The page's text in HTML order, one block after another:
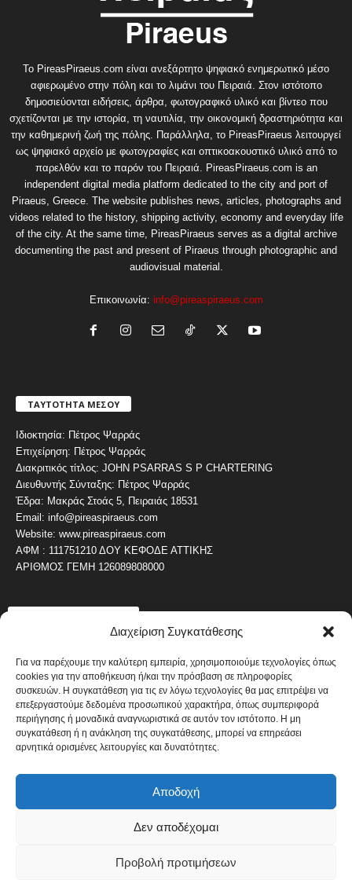
Διαχείριση Συγκατάθεσης
Για να παρέχουμε την καλύτερη εμπειρία, χρησιμοποιούμε τεχνολογίες όπως
cookies για την αποθήκευση ή/και την πρόσβαση σε πληροφορίες
συσκευών. Η συγκατάθεση για τις εν λόγω τεχνολογίες θα μας επιτρέψει να
επεξεργαστούμε δεδομένα προσωπικού χαρακτήρα, όπως συμπεριφορά
περιήγησης ή μοναδικά αναγνωριστικά σε αυτόν τον ιστότοπο. Η μη
συγκατάθεση ή η ανάκληση της συγκατάθεσης, μπορεί να επηρεάσει
αρνητικά ορισμένες λειτουργίες και δυνατότητες.
Αποδοχή
Δεν αποδέχομαι
Προβολή προτιμήσεων
Το PireasPiraeus.com είναι ανεξάρτητο ψηφιακό ενημερωτικό μέσο
αφιερωμένο στην πόλη και το λιμάνι του Πειραιά. Στον ιστότοπο
δημοσιεύονται ειδήσεις, άρθρα, φωτογραφικό υλικό και βίντεο που
σχετίζονται με την ιστορία, τη ναυτιλία, την οικονομική δραστηριότητα και
την καθημερινή ζωή της πόλης. Παράλληλα, το PireasPiraeus λειτουργεί
ως ψηφιακό αρχείο με φωτογραφίες και οπτικοακουστικό υλικό από το
παρελθόν και το παρόν του Πειραιά. PireasPiraeus.com is an
independent digital media platform dedicated to the city and port of
Piraeus, Greece. The website publishes news, articles, photographs and
videos related to the history, shipping activity, economy and everyday life
of the city. At the same time, PireasPiraeus serves as a digital archive
documenting the past and present of Piraeus through photographic and
audiovisual material.
Επικοινωνία: info@pireaspiraeus.com
ΤΑΥΤΟΤΗΤΑ ΜΕΣΟΥ
Ιδιοκτησία: Πέτρος Ψαρράς
Επιχείρηση: Πέτρος Ψαρράς
Διακριτικός τίτλος: JOHN PSARRAS S P CHARTERING
Διευθυντής Σύνταξης: Πέτρος Ψαρράς
Έδρα: Μακράς Στοάς 5, Πειραιάς 18531
Email: info@pireaspiraeus.com
Website: www.pireaspiraeus.com
ΑΦΜ : 111751210 ΔΟΥ ΚΕΦΟΔΕ ΑΤΤΙΚΗΣ
ΑΡΙΘΜΟΣ ΓΕΜΗ 126089808000
4486
ΟΛΥΜΠΙΑΚΟΣ 1819
ΑΛΛΑ ΚΟΙΝΩΝΙΚΑ
ΕΙΔΗΣΕΙΣ ΝΑΥΤΙΛΙΑ
ΟΙΚΟΝΟΜΙΚΑ
608
Πολιτική Cookies
Όροι και Προϋποθέσεις